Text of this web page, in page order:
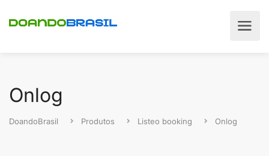
Onlog
DoandoBrasil Produtos Listeo booking Onlog